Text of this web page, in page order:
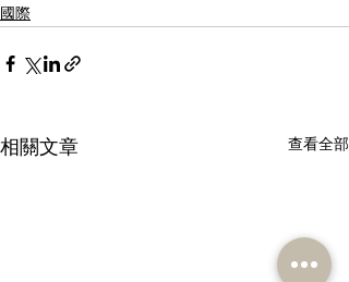
國際
相關文章 查看全部